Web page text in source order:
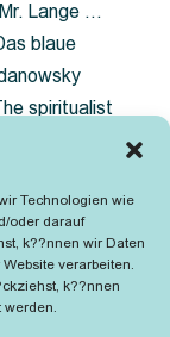
Technologien wie
oder darauf
k??nnen wir Daten
verarbeiten.
k??nnen
werden.
Lange …
blaue
spiritualist
Song of the
Heide …
…